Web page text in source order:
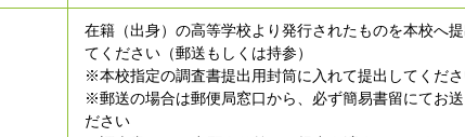
在籍（出身）の高等学校より発行されたものを本校へ
てください（郵送もしくは持参）
※本校指定の調査書提出用封筒に入れて提出してくだ
※郵送の場合は郵便局窓口から、必ず簡易書留にてお送
ださい